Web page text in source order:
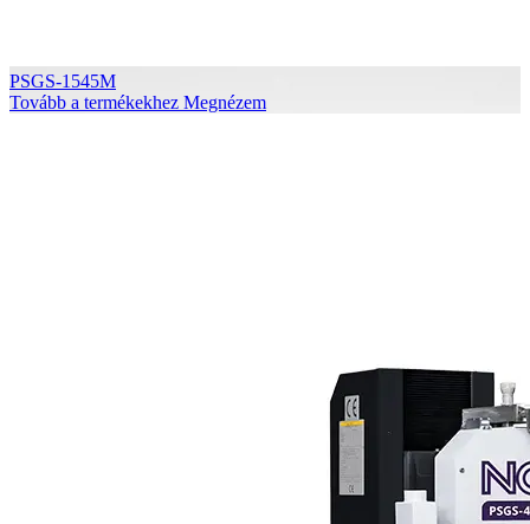
PSGS-1545M
Tovább a termékekhez Megnézem